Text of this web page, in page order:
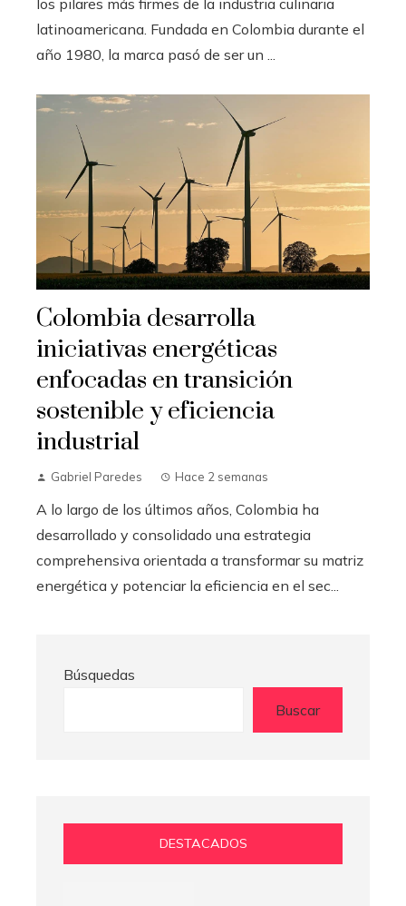
los pilares más firmes de la industria culinaria
latinoamericana. Fundada en Colombia durante el
año 1980, la marca pasó de ser un ...
Colombia desarrolla
iniciativas energéticas
enfocadas en transición
sostenible y eficiencia
industrial
Gabriel Paredes Hace 2 semanas
A lo largo de los últimos años, Colombia ha
desarrollado y consolidado una estrategia
comprehensiva orientada a transformar su matriz
energética y potenciar la eficiencia en el sec...
Búsquedas
Buscar
DESTACADOS